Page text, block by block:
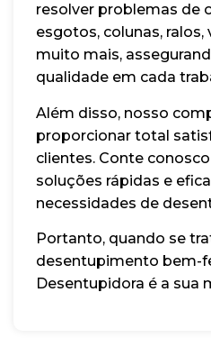
resolver problemas de
esgotos, colunas,
muito mais,
qualidade em cada
Além disso, nosso
proporcionar total
clientes. Conte
soluções rápidas e
necessidades de
Portanto, quando se
desentupimento bem-
Desentupidora é a sua